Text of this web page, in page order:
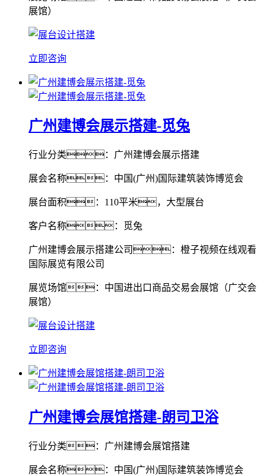
展馆）
立即咨询
广州建博会展示搭建-觅兔
行业分类：广州建博会展示搭建
展会名称：中国(广州)国际建筑装饰博览会
展台面积：110平米，大型展台
客户名称：觅兔
广州建博会展示搭建公司：橙子视频在线观看
国际展览有限公司
展览场馆：中国进出口商品交易会展馆（广交会
展馆）
立即咨询
广州建博会展馆搭建-朗司卫浴
行业分类：广州建博会展馆搭建
展会名称：中国(广州)国际建筑装饰博览会